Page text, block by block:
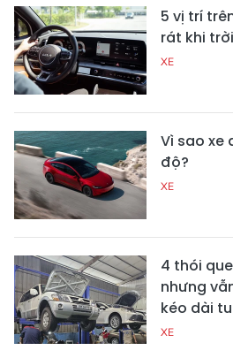
5 vị trí
rát khi
XE
Vì sao xe
độ?
XE
4 thói
nhưng
kéo dài
XE